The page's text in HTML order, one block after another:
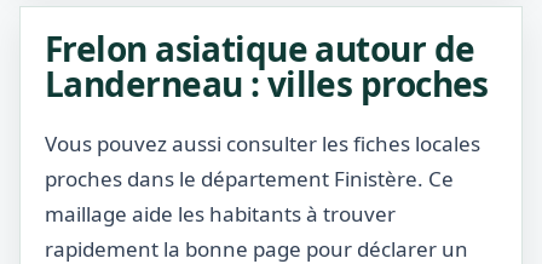
Frelon asiatique autour de
Landerneau : villes proches
Vous pouvez aussi consulter les fiches locales
proches dans le département Finistère. Ce
maillage aide les habitants à trouver
rapidement la bonne page pour déclarer un